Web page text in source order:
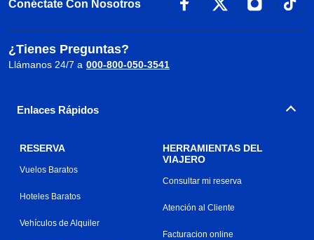
Conéctate Con Nosotros
¿Tienes Preguntas?
Llámanos 24/7 a 000-800-050-3541
Enlaces Rápidos
RESERVA
Vuelos Baratos
Hoteles Baratos
Vehículos de Alquiler
HERRAMIENTAS DEL
VIAJERO
Consultar mi reserva
Atención al Cliente
Facturacion online